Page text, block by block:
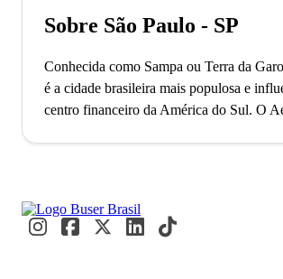
Sobre São Paulo - SP
Conhecida como Sampa ou Terra da
é a cidade brasileira mais populosa e
centro financeiro da América do Sul. O
eventos internacionais como a Bienal de
Fashion Week acontecem. Paulistanos e